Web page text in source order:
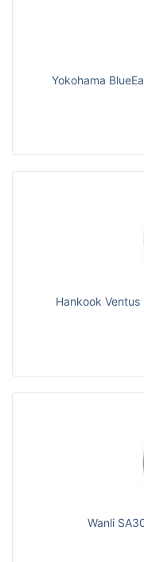
Yokohama
Hankook
Wanli